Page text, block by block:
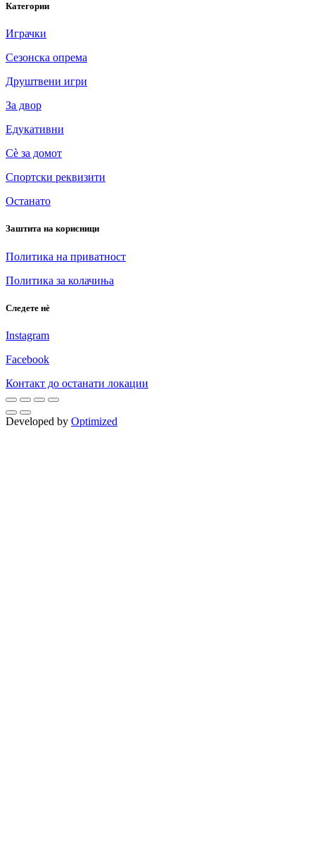
Категории
Играчки
Сезонска опрема
Друштвени игри
За двор
Едукативни
Сè за домот
Спортски реквизити
Останато
Заштита на корисници
Политика на приватност
Политика за колачиња
Следете нè
Instagram
Facebook
Контакт до останати локации
Developed by Optimized